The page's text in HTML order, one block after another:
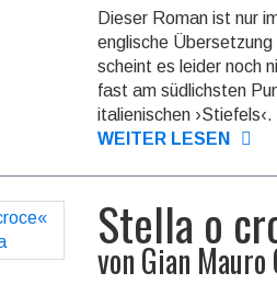
Dieser Roman ist nur
englische
scheint es leider noch
fast am süd­lichsten
italienischen ›Stiefels‹.
WEITER LESEN
Stella o
vonGian Mauro